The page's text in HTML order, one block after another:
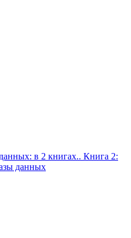
в 2 книгах.. Книга 2:
данных